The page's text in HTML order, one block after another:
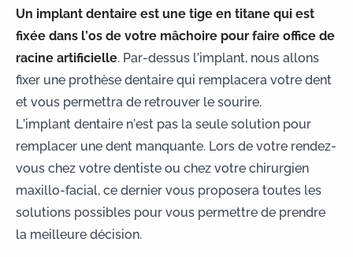
Un implant dentaire est une tige en titane qui est
fixée dans l’os de votre mâchoire pour faire office de
racine artificielle. Par-dessus l’implant, nous allons
fixer une prothèse dentaire qui remplacera votre dent
et vous permettra de retrouver le sourire.
L’implant dentaire n’est pas la seule solution pour
remplacer une dent manquante. Lors de votre rendez-
vous chez votre dentiste ou chez votre chirurgien
maxillo-facial, ce dernier vous proposera toutes les
solutions possibles pour vous permettre de prendre
la meilleure décision.